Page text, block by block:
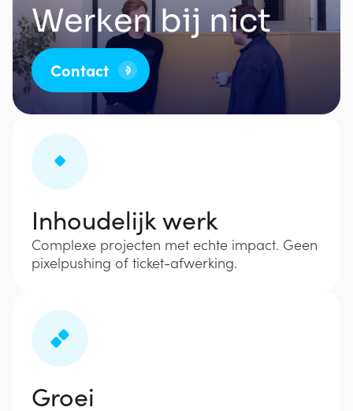
Werken bij nict
Contact
Inhoudelijk werk
Complexe projecten met echte impact. Geen
pixelpushing of ticket-afwerking.
Groei